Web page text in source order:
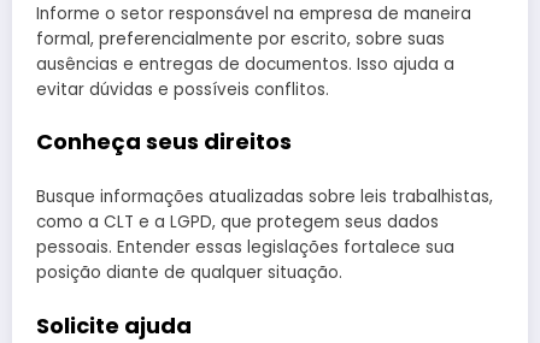
Informe o setor responsável na empresa de maneira
formal, preferencialmente por escrito, sobre suas
ausências e entregas de documentos. Isso ajuda a
evitar dúvidas e possíveis conflitos.
Conheça seus direitos
Busque informações atualizadas sobre leis trabalhistas,
como a CLT e a LGPD, que protegem seus dados
pessoais. Entender essas legislações fortalece sua
posição diante de qualquer situação.
Solicite ajuda